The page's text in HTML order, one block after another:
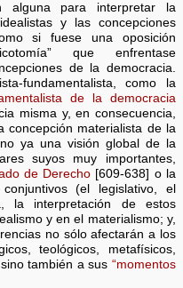
alguna para interpretar la
y las concepciones
si fuese una oposición
que enfrentase
de la democracia.
fundamentalista, como la
de la democracia
misma y, en consecuencia,
concepción materialista de la
no ya una visión global de la
suyos muy importantes,
de Derecho [609-638] o la
(el legislativo, el
la interpretación de estos
y en el materialismo; y,
no sólo afectarán a los
teológicos, metafísicos,
también a sus “momentos